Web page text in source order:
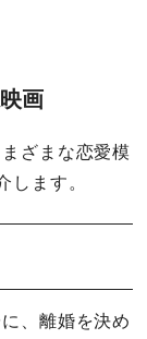
画
ざまな恋愛模
ます。
、離婚を決め